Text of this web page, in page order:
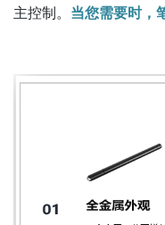
主控制。 当您需要时，